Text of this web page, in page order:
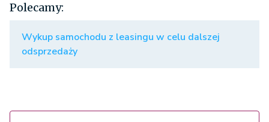
Polecamy:
Wykup samochodu z leasingu w celu dalszej
odsprzedaży